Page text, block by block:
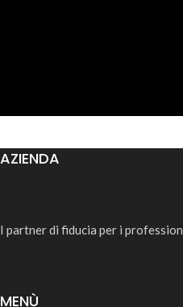
AZIENDA
I partner di fiducia per i
MENÙ